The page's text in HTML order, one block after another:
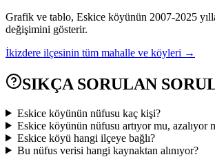
Grafik ve tablo, Eskice köyünün 2007-2025
değişimini gösterir.
İkizdere ilçesinin tüm mahalle ve köyleri →
SIKÇA SORULAN
Eskice köyünün nüfusu kaç kişi?
Eskice köyünün nüfusu artıyor mu, azalıyor
Eskice köyü hangi ilçeye bağlı?
Bu nüfus verisi hangi kaynaktan alınıyor?